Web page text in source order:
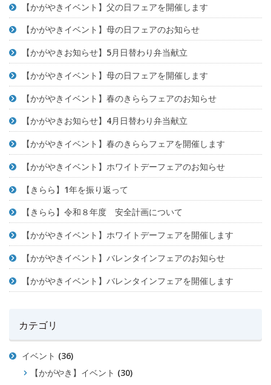
【かがやきイベント】父の日フェアを開催します
【かがやきイベント】母の日フェアのお知らせ
【かがやきお知らせ】5月日替わり弁当献立
【かがやきイベント】母の日フェアを開催します
【かがやきイベント】春のきららフェアのお知らせ
【かがやきお知らせ】4月日替わり弁当献立
【かがやきイベント】春のきららフェアを開催します
【かがやきイベント】ホワイトデーフェアのお知らせ
【きらら】1年を振り返って
【きらら】令和８年度 安全計画について
【かがやきイベント】ホワイトデーフェアを開催します
【かがやきイベント】バレンタインフェアのお知らせ
【かがやきイベント】バレンタインフェアを開催します
カテゴリ
イベント (36)
【かがやき】イベント (30)